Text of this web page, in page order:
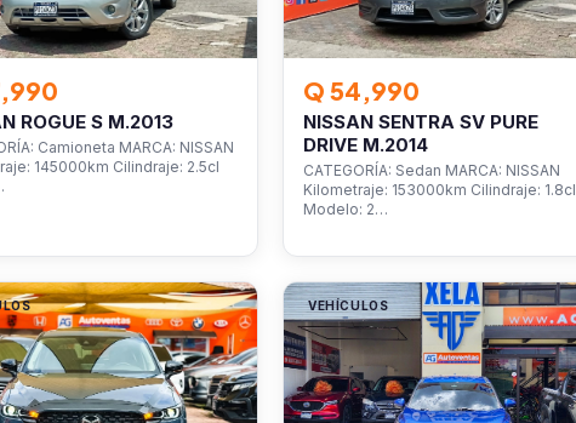
ROGUE S M.2013
Camioneta MARCA: NISSAN
145000km Cilindraje: 2.5cl
Q 54,990
NISSAN SENTRA SV PURE
DRIVE M.2014
CATEGORÍA: Sedan MARCA: NISSAN
Kilometraje: 153000km Cilindraje: 1.8cl
Modelo: 2…
VEHÍCULOS